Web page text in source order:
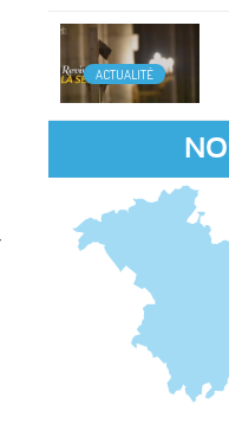
ACTUALITÉ